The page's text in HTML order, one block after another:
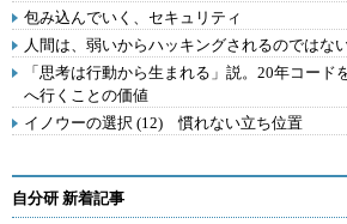
包み込んでいく、セキュリティ
人間は、弱いからハッキングされるのではな
「思考は行動から生まれる」説。20年コード
へ行くことの価値
イノウーの選択 (12) 慣れない立ち位置
自分研 新着記事